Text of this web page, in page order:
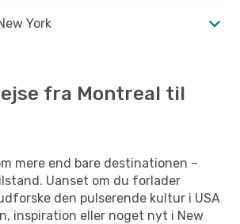
York
fra Montreal til
mere end bare destinationen –
Uanset om du forlader
den pulserende kultur i USA
inspiration eller noget nyt i New